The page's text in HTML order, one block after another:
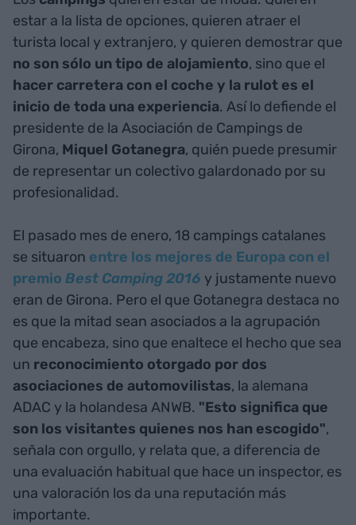
estar a la lista de opciones, quieren atraer el
turista local y extranjero, y quieren demostrar que
no son sólo un tipo de alojamiento, sino que el
hacer carretera con el coche y la rulot es el
inicio de toda una experiencia. Así lo defiende el
presidente de la Asociación de Campings de
Girona, Miquel Gotanegra, quién puede presumir
de representar un colectivo galardonado por su
profesionalidad.
El pasado mes de enero, 18 campings catalanes
se situaron entre los mejores de Europa con el
premio Best Camping 2016 y justamente nuevo
eran de Girona. Pero el que Gotanegra destaca no
es que la mitad sean asociados a la agrupación
que encabeza, sino que enaltece el hecho que sea
un reconocimiento otorgado por dos
asociaciones de automovilistas, la alemana
ADAC y la holandesa ANWB. "Esto significa que
son los visitantes quienes nos han escogido",
señala con orgullo, y relata que, a diferencia de
una evaluación habitual que hace un inspector, es
una valoración los da una reputación más
importante.